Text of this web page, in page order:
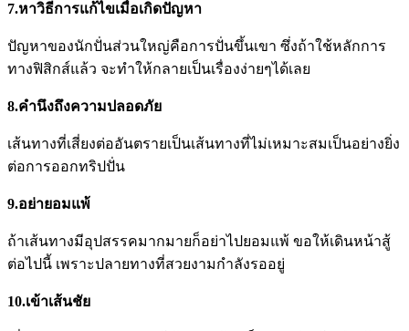
7.หาวิธีการแก้ไขเมื่อเกิดปัญหา
ปัญหาของนักปั่นส่วนใหญ่คือการปั่นขึ้นเขา ซึ่งถ้าใช้หลักการ
ทางฟิสิกส์แล้ว จะทำให้กลายเป็นเรื่องง่ายๆได้เลย
8.คำนึงถึงความปลอดภัย
เส้นทางที่เสี่ยงต่ออันตรายเป็นเส้นทางที่ไม่เหมาะสมเป็นอย่างยิ่ง
ต่อการออกทริปปั่น
9.อย่ายอมแพ้
ถ้าเส้นทางมีอุปสรรคมากมายก็อย่าไปยอมแพ้ ขอให้เดินหน้าสู้
ต่อไปนี้ เพราะปลายทางที่สวยงามกำลังรออยู่
10.เข้าเส้นชัย